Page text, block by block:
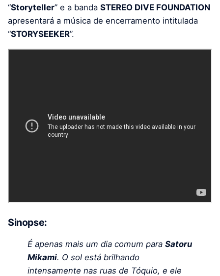
“Storyteller” e a banda STEREO DIVE FOUNDATION
apresentará a música de encerramento intitulada
“STORYSEEKER”.
Sinopse:
É apenas mais um dia comum para Satoru
Mikami. O sol está brilhando
intensamente nas ruas de Tóquio, e ele